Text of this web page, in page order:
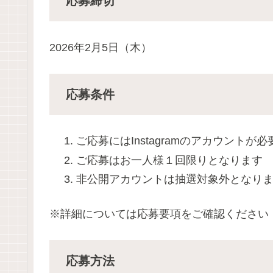
2026年2月5日（木）
応募条件
ご応募にはInstagramのアカウントが必
ご応募はお一人様１回限りとなります
非公開アカウントは抽選対象外となり
※詳細については応募要項をご確認ください
応募方法